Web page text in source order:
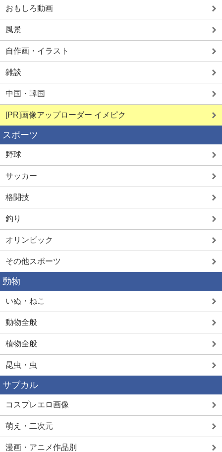
おもしろ動画
風景
自作画・イラスト
雑談
中国・韓国
[PR]画像アップローダー イメピク
スポーツ
野球
サッカー
格闘技
釣り
オリンピック
その他スポーツ
動物
いぬ・ねこ
動物全般
植物全般
昆虫・虫
サブカル
コスプレエロ画像
萌え・二次元
漫画・アニメ作品別